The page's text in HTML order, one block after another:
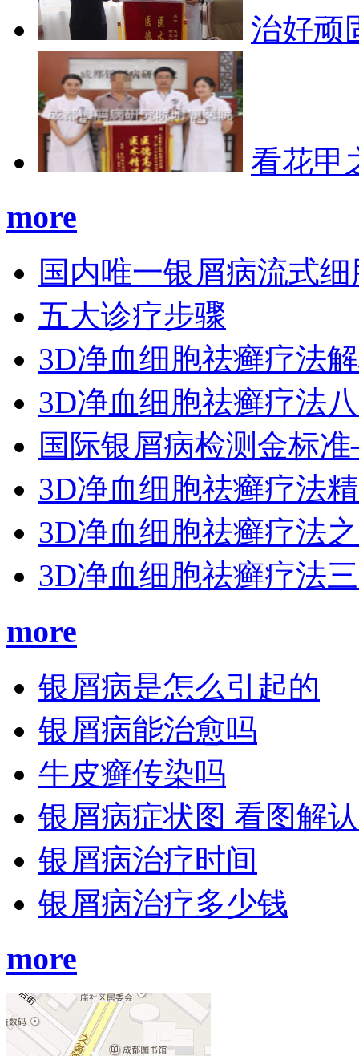
治好顽
看花甲
more
国内唯一银屑病流式
五大诊疗步骤
3D净血细胞祛癣疗法
3D净血细胞祛癣疗法
国际银屑病检测金标
3D净血细胞祛癣疗法
3D净血细胞祛癣疗法
3D净血细胞祛癣疗法
more
银屑病是怎么引起的
银屑病能治愈吗
牛皮癣传染吗
银屑病症状图 看图解
银屑病治疗时间
银屑病治疗多少钱
more